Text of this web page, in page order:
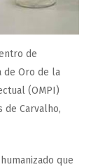
de
de Oro de la
(OMPI)
de Carvalho,
que